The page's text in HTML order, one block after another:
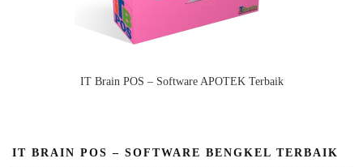
IT Brain POS – Software APOTEK Terbaik
IT BRAIN POS – SOFTWARE BENGKEL TERBAIK